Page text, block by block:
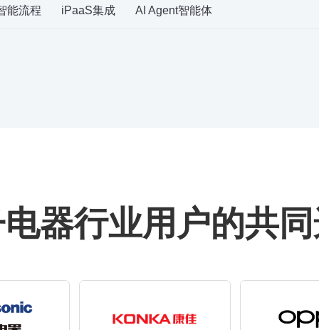
能流程 iPaaS集成 AI Agent智能体
器行业用户的共